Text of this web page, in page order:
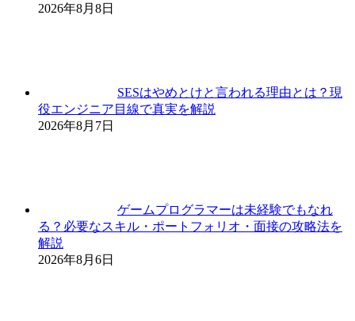
2026年8月8日
SESはやめとけと言われる理由とは？現
役エンジニア目線で真実を解説
2026年8月7日
ゲームプログラマーは未経験でもなれ
る？必要なスキル・ポートフォリオ・面接の攻略法を
解説
2026年8月6日